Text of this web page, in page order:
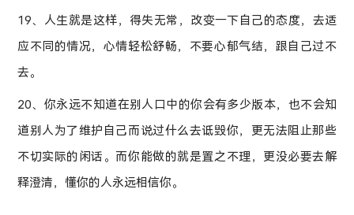
19、人生就是这样，得失无常，改变一下自己的态度，去适
应不同的情况，心情轻松舒畅，不要心郁气结，跟自己过不
去。
20、你永远不知道在别人口中的你会有多少版本，也不会知
道别人为了维护自己而说过什么去诋毁你，更无法阻止那些
不切实际的闲话。而你能做的就是置之不理，更没必要去解
释澄清，懂你的人永远相信你。